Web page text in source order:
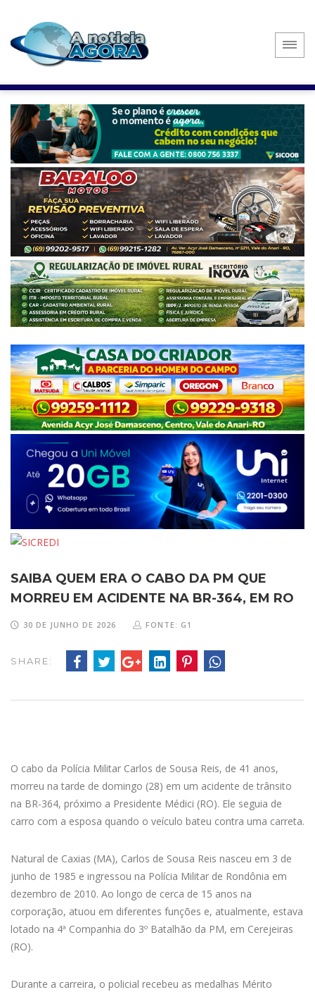
SAIBA QUEM ERA O CABO DA PM QUE
MORREU EM ACIDENTE NA BR-364, EM RO
30 DE JUNHO DE 2026 FONTE: G1
SHARE:
O cabo da Polícia Militar Carlos de Sousa Reis, de 41 anos,
morreu na tarde de domingo (28) em um acidente de trânsito
na BR-364, próximo a Presidente Médici (RO). Ele seguia de
carro com a esposa quando o veículo bateu contra uma carreta.
Natural de Caxias (MA), Carlos de Sousa Reis nasceu em 3 de
junho de 1985 e ingressou na Polícia Militar de Rondônia em
dezembro de 2010. Ao longo de cerca de 15 anos na
corporação, atuou em diferentes funções e, atualmente, estava
lotado na 4ª Companhia do 3º Batalhão da PM, em Cerejeiras
(RO).
Durante a carreira, o policial recebeu as medalhas Mérito